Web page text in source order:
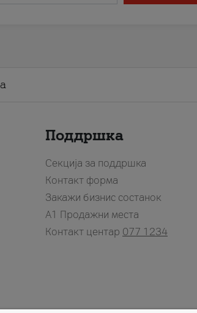
Поддршка
Секција за поддршка
Контакт форма
Закажи бизнис состанок
A1 Продажни места
Контакт центар 077 1234